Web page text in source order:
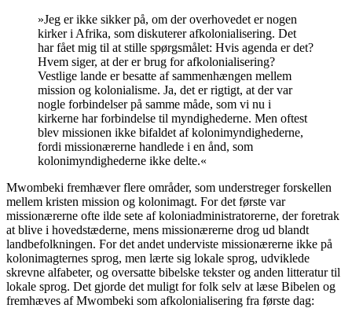
»Jeg er ikke sikker på, om der overhovedet er nogen
kirker i Afrika, som diskuterer afkolonialisering. Det
har fået mig til at stille spørgsmålet: Hvis agenda er det?
Hvem siger, at der er brug for afkolonialisering?
Vestlige lande er besatte af sammenhængen mellem
mission og kolonialisme. Ja, det er rigtigt, at der var
nogle forbindelser på samme måde, som vi nu i
kirkerne har forbindelse til myndighederne. Men oftest
blev missionen ikke bifaldet af kolonimyndighederne,
fordi missionærerne handlede i en ånd, som
kolonimyndighederne ikke delte.«
Mwombeki fremhæver flere områder, som understreger forskellen
mellem kristen mission og kolonimagt. For det første var
missionærerne ofte ilde sete af koloniadministratorerne, der foretrak
at blive i hovedstæderne, mens missionærerne drog ud blandt
landbefolkningen. For det andet underviste missionærerne ikke på
kolonimagternes sprog, men lærte sig lokale sprog, udviklede
skrevne alfabeter, og oversatte bibelske tekster og anden litteratur til
lokale sprog. Det gjorde det muligt for folk selv at læse Bibelen og
fremhæves af Mwombeki som afkolonialisering fra første dag: